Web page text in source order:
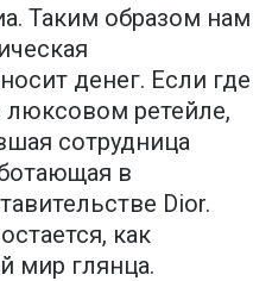
Таким образом нам
денег. Если где
люксовом ретейле,
сотрудница
в
Dior.
как
мир глянца.